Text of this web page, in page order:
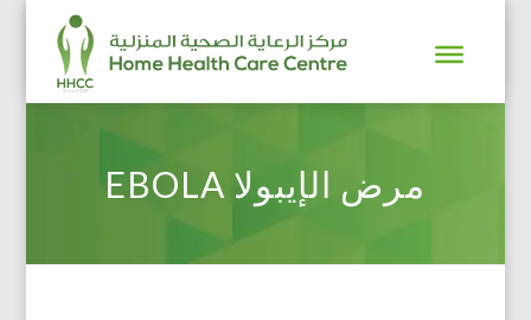
EBOLA مرض الإيبولا